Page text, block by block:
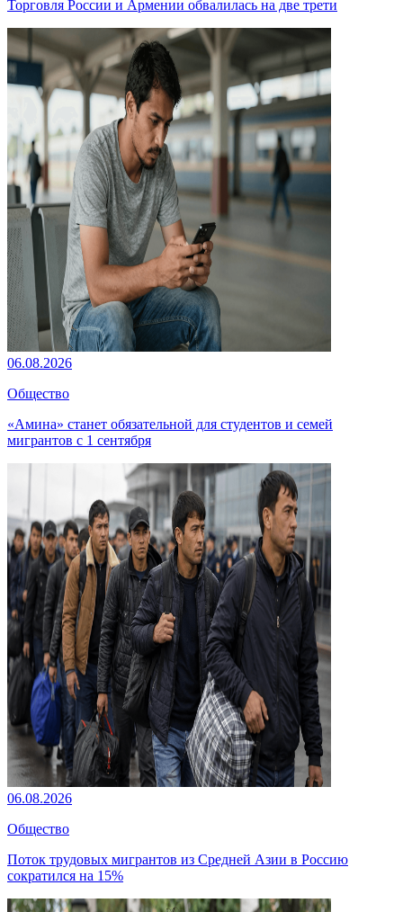
Торговля России и Армении обвалилась на две трети
06.08.2026
Общество
«Амина» станет обязательной для студентов и семей
мигрантов с 1 сентября
06.08.2026
Общество
Поток трудовых мигрантов из Средней Азии в Россию
сократился на 15%